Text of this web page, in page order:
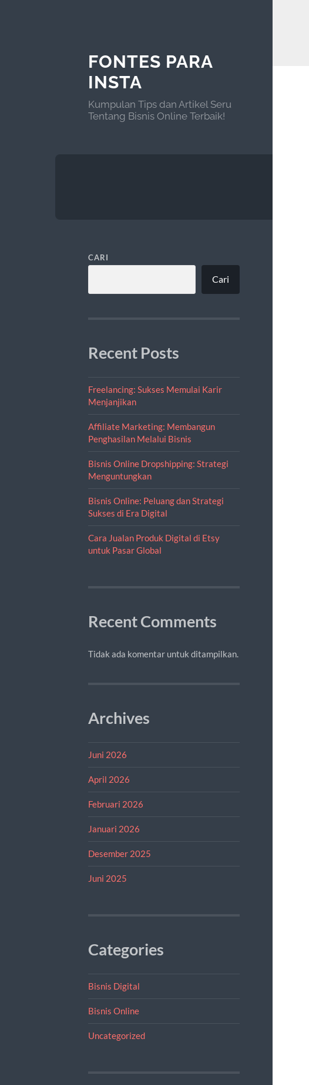
FONTES PARA
INSTA
Kumpulan Tips dan Artikel Seru
Tentang Bisnis Online Terbaik!
CARI
Cari
Recent Posts
Freelancing: Sukses Memulai Karir
Menjanjikan
Affiliate Marketing: Membangun
Penghasilan Melalui Bisnis
Bisnis Online Dropshipping: Strategi
Menguntungkan
Bisnis Online: Peluang dan Strategi
Sukses di Era Digital
Cara Jualan Produk Digital di Etsy
untuk Pasar Global
Recent Comments
Tidak ada komentar untuk ditampilkan.
Archives
Juni 2026
April 2026
Februari 2026
Januari 2026
Desember 2025
Juni 2025
Categories
Bisnis Digital
Bisnis Online
Uncategorized